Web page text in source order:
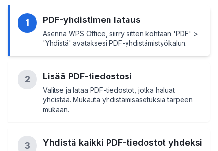
1 PDF-yhdistimen lataus
Asenna WPS Office, siirry sitten kohtaan 'PDF' >
'Yhdistä' avataksesi PDF-yhdistämistyökalun.
2 Lisää PDF-tiedostosi
Valitse ja lataa PDF-tiedostot, jotka haluat
yhdistää. Mukauta yhdistämisasetuksia tarpeen
mukaan.
3 Yhdistä kaikki PDF-tiedostot yhdeksi